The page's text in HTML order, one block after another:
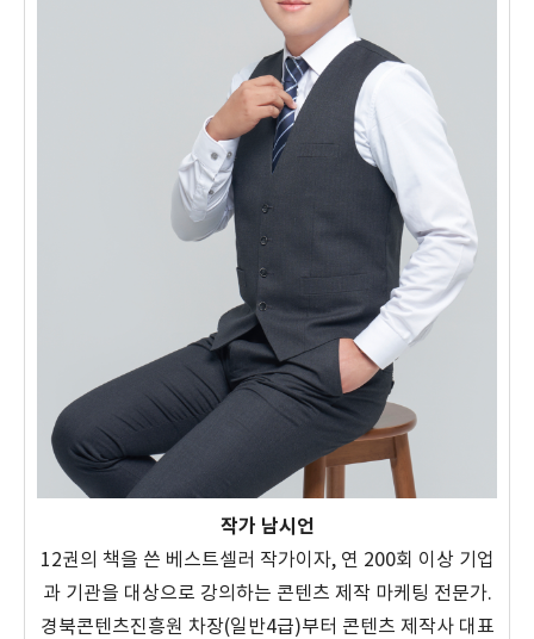
작가 남시언
12권의 책을 쓴 베스트셀러 작가이자, 연 200회 이상 기업
과 기관을 대상으로 강의하는 콘텐츠 제작 마케팅 전문가.
경북콘텐츠진흥원 차장(일반4급)부터 콘텐츠 제작사 대표